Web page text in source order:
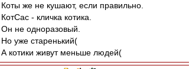
Коты же не кушают, если правильно.
КотСас - кличка котика.
Он не одноразовый.
Но уже старенький(
А котики живут меньше людей(